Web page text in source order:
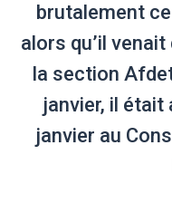
brutalement
alors qu’il
la section
janvier, il était
janvier au